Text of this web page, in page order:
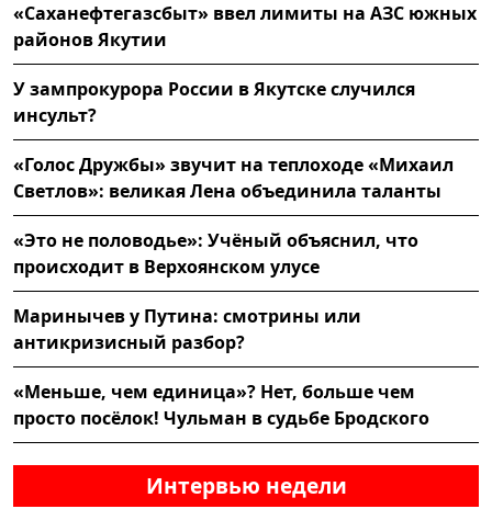
«Саханефтегазсбыт» ввел лимиты на АЗС южных
районов Якутии
У зампрокурора России в Якутске случился
инсульт?
«Голос Дружбы» звучит на теплоходе «Михаил
Светлов»: великая Лена объединила таланты
«Это не половодье»: Учёный объяснил, что
происходит в Верхоянском улусе
Маринычев у Путина: смотрины или
антикризисный разбор?
«Меньше, чем единица»? Нет, больше чем
просто посёлок! Чульман в судьбе Бродского
Интервью недели